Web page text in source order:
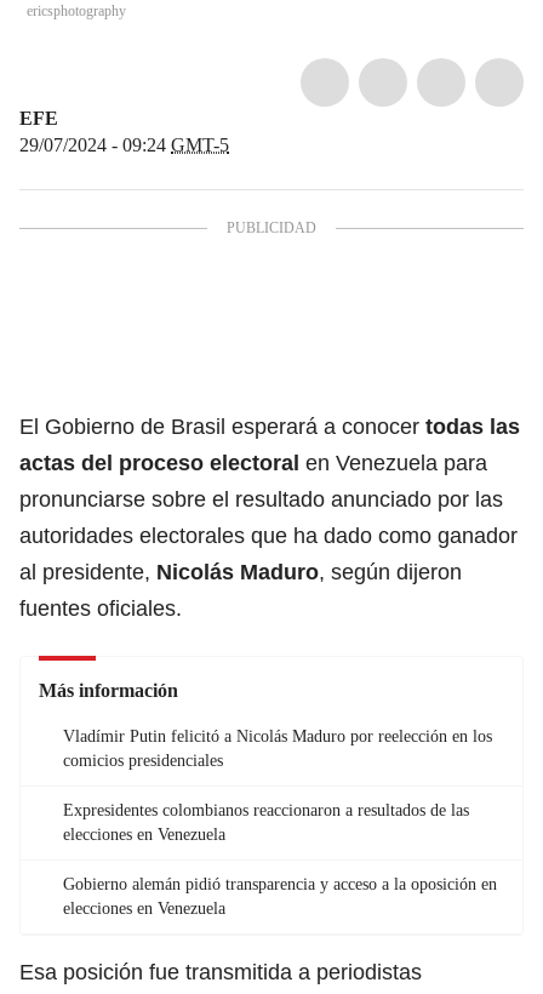
ericsphotography
EFE
29/07/2024 - 09:24 GMT-5
El Gobierno de Brasil esperará a conocer todas las
actas del proceso electoral en Venezuela para
pronunciarse sobre el resultado anunciado por las
autoridades electorales que ha dado como ganador
al presidente, Nicolás Maduro, según dijeron
fuentes oficiales.
Más información
Vladímir Putin felicitó a Nicolás Maduro por reelección en los
comicios presidenciales
Expresidentes colombianos reaccionaron a resultados de las
elecciones en Venezuela
Gobierno alemán pidió transparencia y acceso a la oposición en
elecciones en Venezuela
Esa posición fue transmitida a periodistas